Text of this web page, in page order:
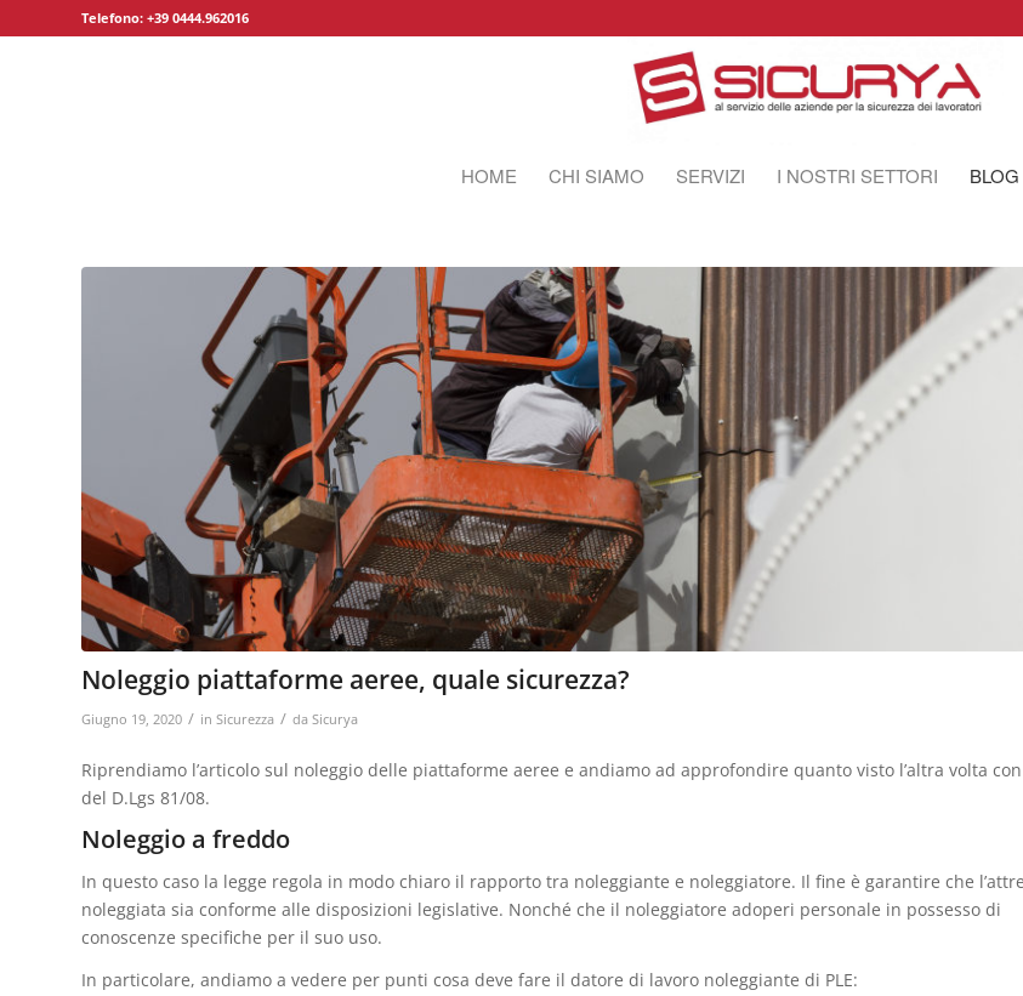
Telefono: +39 0444.962016
HOME CHI SIAMO SERVIZI I NOSTRI SETTORI BLOG
Noleggio piattaforme aeree, quale sicurezza?
Giugno 19, 2020 / in Sicurezza / da Sicurya
Riprendiamo l’articolo sul noleggio delle piattaforme aeree e andiamo ad approfondire quanto visto l’altra volta con
del D.Lgs 81/08.
Noleggio a freddo
In questo caso la legge regola in modo chiaro il rapporto tra noleggiante e noleggiatore. Il fine è garantire che
noleggiata sia conforme alle disposizioni legislative. Nonché che il noleggiatore adoperi personale in possesso di
conoscenze specifiche per il suo uso.
In particolare, andiamo a vedere per punti cosa deve fare il datore di lavoro noleggiante di PLE: